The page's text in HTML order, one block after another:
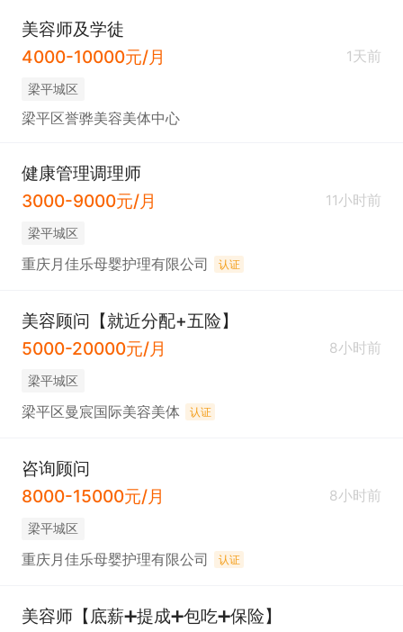
美容师及学徒
4000-10000元/月
1天前
梁平城区
梁平区誉骅美容美体中心
健康管理调理师
3000-9000元/月
11小时前
梁平城区
重庆月佳乐母婴护理有限公司 认证
美容顾问【就近分配+五险】
5000-20000元/月
8小时前
梁平城区
梁平区曼宸国际美容美体 认证
咨询顾问
8000-15000元/月
8小时前
梁平城区
重庆月佳乐母婴护理有限公司 认证
美容师【底薪➕提成➕包吃➕保险】